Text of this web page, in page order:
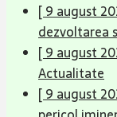
[ 9 august
dezvoltarea
[ 9 august
Actualitate
[ 9 august